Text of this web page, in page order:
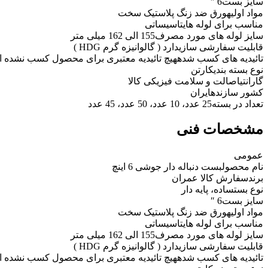
مواد اولیهورق ضد زنگ پلاستیک سخت
مناسب برای لوله هایتاسیساتی
سایز لوله های مورد مصرف155 الی 162 میلی متر
قابلیت سفارشی سازیدارد ( گالوانیزه گرم HDG )
تائیدیه های کسب شدههیچ تائیدیه معتبری برای محصول کسب
نوع بسته بندیکارتن
گارانتیاصالت و سلامت فیزیکی کالا
کشور سازندهایران
تعداد در بسته25 عدد، 10 عدد، 50 عدد، 45 عدد
مشخصات فنی
عمومی
نام محصولبست دنباله دار جوشی 6 اینچ
برندسفارش کالا عمران
نوع بستساده، پایه دار
سایز بست6 ″
مواد اولیهورق ضد زنگ پلاستیک سخت
مناسب برای لوله هایتاسیساتی
سایز لوله های مورد مصرف155 الی 162 میلی متر
قابلیت سفارشی سازیدارد ( گالوانیزه گرم HDG )
تائیدیه های کسب شدههیچ تائیدیه معتبری برای محصول کسب